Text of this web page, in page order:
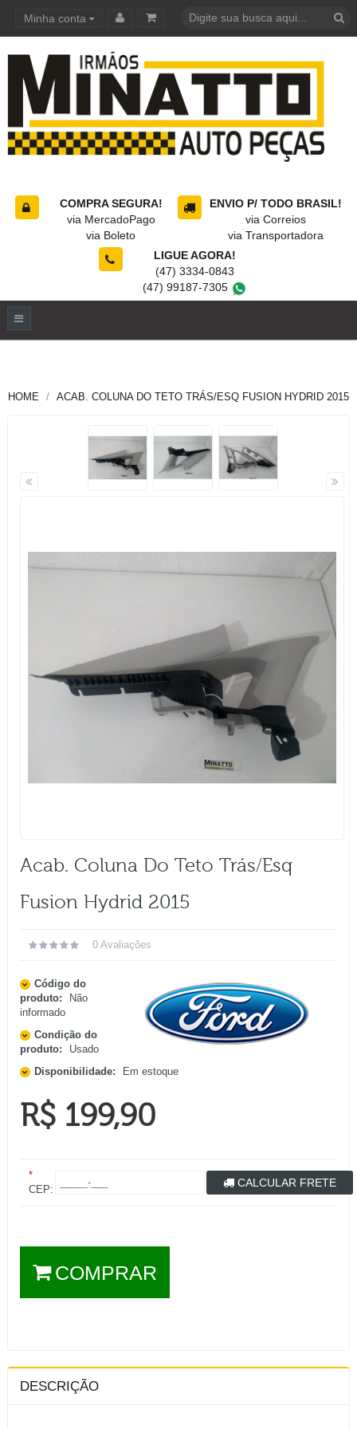
Minha conta
COMPRA SEGURA!
via MercadoPago
via Boleto
ENVIO P/ TODO BRASIL!
via Correios
via Transportadora
LIGUE AGORA!
(47) 3334-0843
(47) 99187-7305
HOME ACAB. COLUNA DO TETO TRÁS/ESQ FUSION HYDRID 2015
Acab. Coluna Do Teto Trás/esq
Fusion Hydrid 2015
0 Avaliações
Código do
produto:
Não
informado
Condição do
produto:
Usado
Disponibilidade:
Em estoque
R$ 199,90
*
CEP:
CALCULAR FRETE
COMPRAR
DESCRIÇÃO